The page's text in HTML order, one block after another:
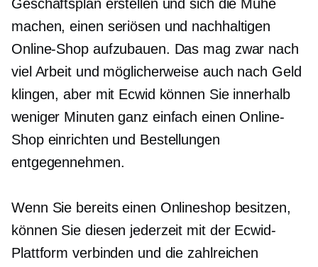
Geschäftsplan erstellen und sich die Mühe
machen, einen seriösen und nachhaltigen
Online-Shop aufzubauen. Das mag zwar nach
viel Arbeit und möglicherweise auch nach Geld
klingen, aber mit Ecwid können Sie innerhalb
weniger Minuten ganz einfach einen Online-
Shop einrichten und Bestellungen
entgegennehmen.
Wenn Sie bereits einen Onlineshop besitzen,
können Sie diesen jederzeit mit der Ecwid-
Plattform verbinden und die zahlreichen